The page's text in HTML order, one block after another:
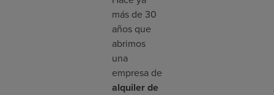
más de 30
años que
abrimos
una
empresa de
alquiler de